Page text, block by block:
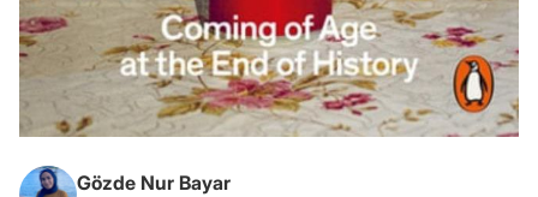
Gözde Nur Bayar